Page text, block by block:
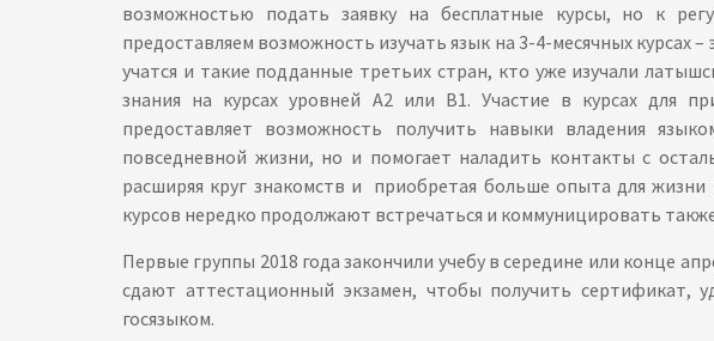
возможностью подать заявку на бесплатные курсы, но к
предоставляем возможность изучать язык на 3-4-месячных курсах –
учатся и такие подданные третьих стран, кто уже изучали
знания на курсах уровней А2 или В1. Участие в курсах для
предоставляет возможность получить навыки владения
повседневной жизни, но и помогает наладить контакты с
расширяя круг знакомств и приобретая больше опыта для жизни
курсов нередко продолжают встречаться и коммуницировать
Первые группы 2018 года закончили учебу в середине или конце
сдают аттестационный экзамен, чтобы получить сертификат,
госязыком.